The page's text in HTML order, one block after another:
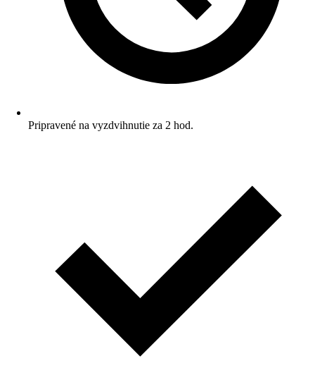
Pripravené na vyzdvihnutie za 2 hod.